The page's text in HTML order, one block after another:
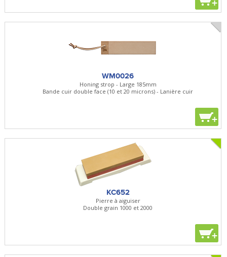
+
WM0026
Honing strop - Large 185mm
Bande cuir double face (10 et 20 microns) - Lanière cuir
+
KC652
Pierre à aiguiser
Double grain 1000 et 2000
+